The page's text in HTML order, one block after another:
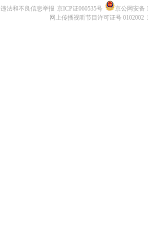
违法和不良信息举报 京ICP证060535号
京公网安备
网上传播视听节目许可证号 0102002